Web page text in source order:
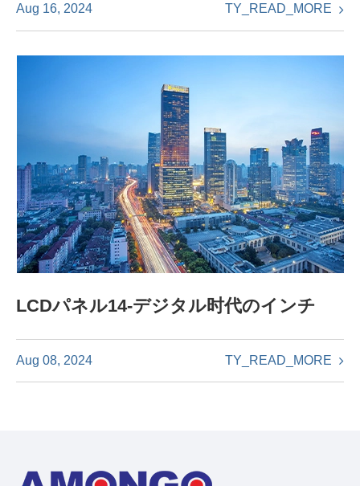
Aug 16, 2024 TY_READ_MORE
LCDパネル14-デジタル时代のインチ
Aug 08, 2024 TY_READ_MORE